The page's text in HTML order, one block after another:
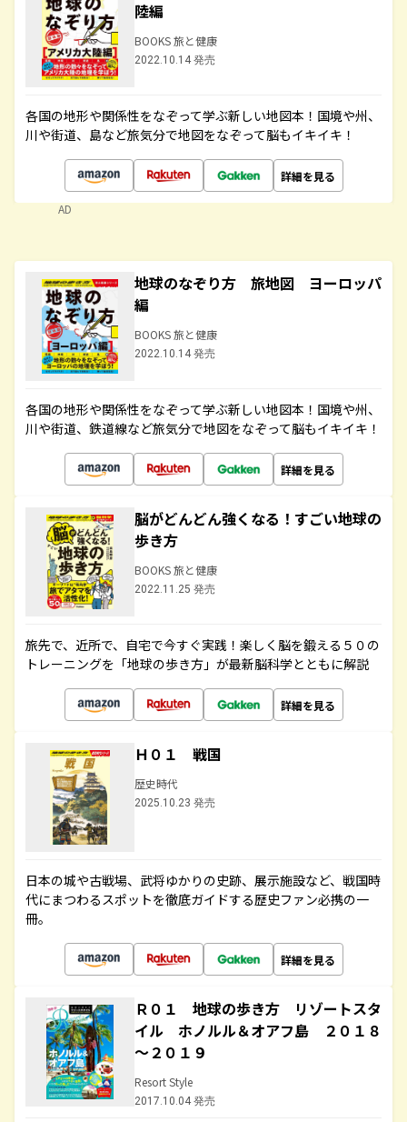
陸編
BOOKS 旅と健康
2022.10.14 発売
各国の地形や関係性をなぞって学ぶ新しい地図本！国境や州、
川や街道、島など旅気分で地図をなぞって脳もイキイキ！
詳細を見る
AD
地球のなぞり方 旅地図 ヨーロッパ
編
BOOKS 旅と健康
2022.10.14 発売
各国の地形や関係性をなぞって学ぶ新しい地図本！国境や州、
川や街道、鉄道線など旅気分で地図をなぞって脳もイキイキ！
詳細を見る
脳がどんどん強くなる！すごい地球の
歩き方
BOOKS 旅と健康
2022.11.25 発売
旅先で、近所で、自宅で今すぐ実践！楽しく脳を鍛える５０の
トレーニングを「地球の歩き方」が最新脳科学とともに解説
詳細を見る
Ｈ０１ 戦国
歴史時代
2025.10.23 発売
日本の城や古戦場、武将ゆかりの史跡、展示施設など、戦国時
代にまつわるスポットを徹底ガイドする歴史ファン必携の一
冊。
詳細を見る
Ｒ０１ 地球の歩き方 リゾートスタ
イル ホノルル＆オアフ島 ２０１８
～２０１９
Resort Style
2017.10.04 発売